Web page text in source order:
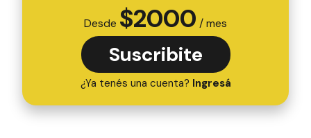
Desde $2000 / mes
Suscribite
¿Ya tenés una cuenta? Ingresá